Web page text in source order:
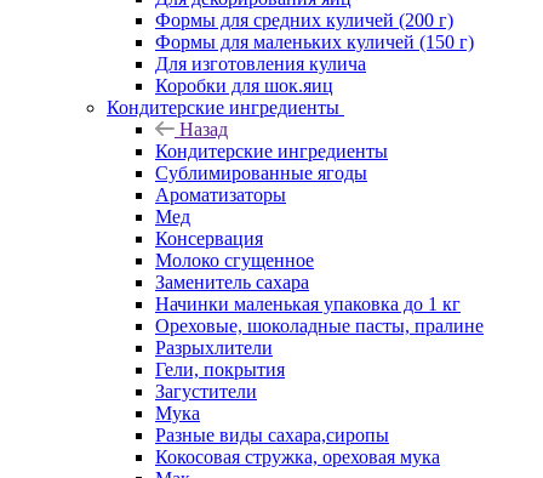
Формы для средних куличей (200 г)
Формы для маленьких куличей (150 г)
Для изготовления кулича
Коробки для шок.яиц
Кондитерские ингредиенты
Назад
Кондитерские ингредиенты
Сублимированные ягоды
Ароматизаторы
Мед
Консервация
Молоко сгущенное
Заменитель сахара
Начинки маленькая упаковка до 1 кг
Ореховые, шоколадные пасты, пралине
Разрыхлители
Гели, покрытия
Загустители
Мука
Разные виды сахара,сиропы
Кокосовая стружка, ореховая мука